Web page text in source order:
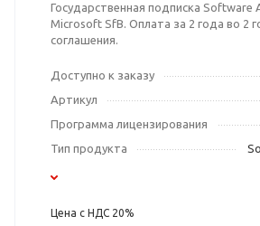
Государственная подписка Software
Microsoft SfB. Оплата за 2 года во 2
соглашения.
Доступно к заказу
Артикул
Программа лицензирования
Тип продукта
Цена с НДС 20%